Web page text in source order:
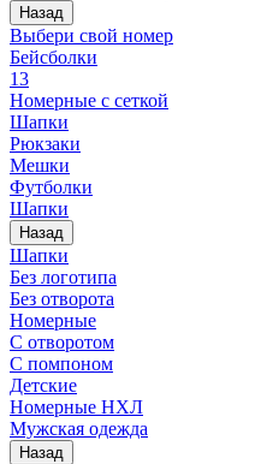
Назад
Выбери свой номер
Бейсболки
13
Номерные с сеткой
Шапки
Рюкзаки
Мешки
Футболки
Шапки
Назад
Шапки
Без логотипа
Без отворота
Номерные
С отворотом
С помпоном
Детские
Номерные НХЛ
Мужская одежда
Назад